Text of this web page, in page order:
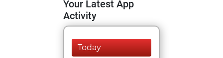
Your Latest App
Activity
Today